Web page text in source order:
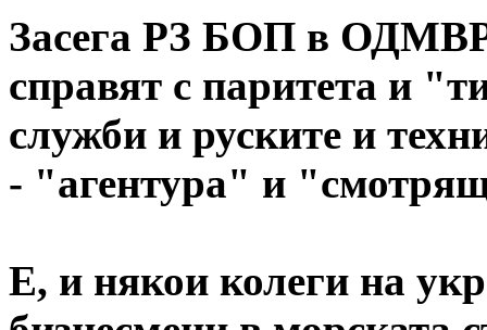
Засега РЗ БОП в
справят с паритета и
служби и руските и
- "агентура" и
Е, и някои колеги на